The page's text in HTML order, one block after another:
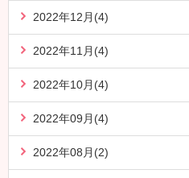
2022年12月(4)
2022年11月(4)
2022年10月(4)
2022年09月(4)
2022年08月(2)